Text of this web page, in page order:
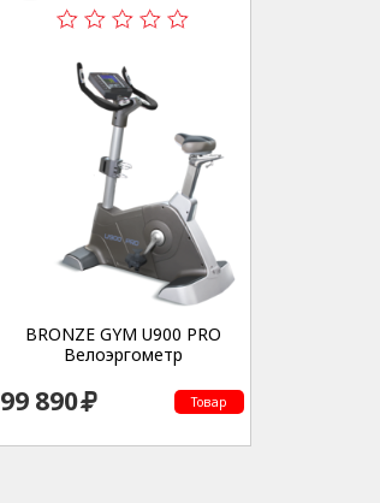
BRONZE GYM U900 PRO
Велоэргометр
99 890 Товар